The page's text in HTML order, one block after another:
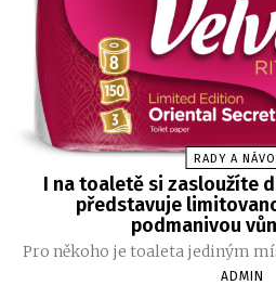
RADY A
I na toaletě si zasloužíte
představuje
podmanivou
Pro někoho je toaleta jediným
ADMIN